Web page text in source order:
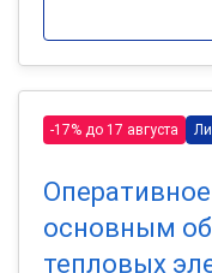
-17% до 17 августа
основным
тепловых